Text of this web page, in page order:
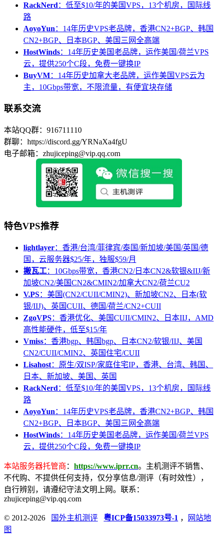
RackNerd ：低至$10/年的美国VPS，13个机房，国际线
路
AoyoYun ：14年历史VPS老品牌，香港CN2+BGP、韩国
CN2+BGP、日本BGP、美国三网全高端
HostWinds：14年历史美国老品牌，运作美国/荷兰VPS
云，提供250个C段，免费一键换IP
BuyVM：14年历史加拿大老品牌，运作美国VPS云为
主，10Gbps带宽，不限流量，有便宜块存储
联系交流
本站QQ群：916711110
群聊：https://discord.gg/YRNaXa4fgU
电子邮箱：zhujiceping@vip.qq.com
特色VPS推荐
lightlayer：香港/台湾/菲律宾/泰国/新加坡/美国/英国/德
国，云服务器$25/年，独服$59/月
搬瓦工：10Gbps带宽，香港CN2/日本CN2&软银&IIJ/新
加坡CN2/美国CN2&CMIN2/加拿大CN2/荷兰CU2
V.PS：美国(CN2/CUII/CMIN2)、新加坡CN2、日本(软
银/IIJ)、英国CUII、德国/荷兰/CN2+CUII
ZgoVPS：香港优化、美国CUII/CMIN2、日本IIJ，AMD
高性能硬件，低至$15/年
Vmiss：香港bgp、韩国bgp、日本CN2/软银/IIJ、美国
CN2/CUII/CMIN2、英国住宅/CUII
Lisahost：原生/双ISP/家庭住宅IP，香港、台湾、韩国、
日本、新加坡、美国、英国
RackNerd ：低至$10/年的美国VPS，13个机房，国际线
路
AoyoYun ：14年历史VPS老品牌，香港CN2+BGP、韩国
CN2+BGP、日本BGP、美国三网全高端
HostWinds：14年历史美国老品牌，运作美国/荷兰VPS
云，提供250个C段，免费一键换IP
本站服务器托管商 ： https://www.iprr.cn。主机测评不销售、
不代购、不提供任何支持，仅分享信息/测评（有时效性），
自行辨别，请遵纪守法文明上网。联系：
zhujiceping@vip.qq.com
© 2012-2026 国外主机测评 粤ICP备15033973号-1 ，
网站地
图